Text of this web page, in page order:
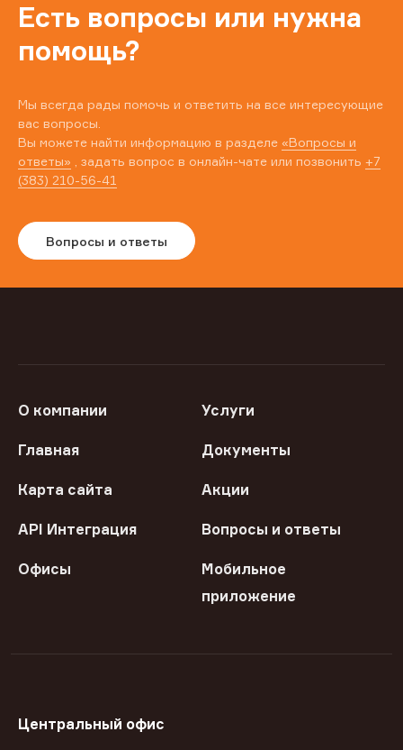
Есть вопросы или нужна
помощь?
Мы всегда рады помочь и ответить на все интересующие
вас вопросы.
Вы можете найти информацию в разделе «Вопросы и
ответы» , задать вопрос в онлайн-чате или позвонить +7
(383) 210-56-41
Вопросы и ответы
О компании Услуги
Главная Документы
Карта сайта Акции
API Интеграция Вопросы и ответы
Офисы
Мобильное
приложение
Центральный офис